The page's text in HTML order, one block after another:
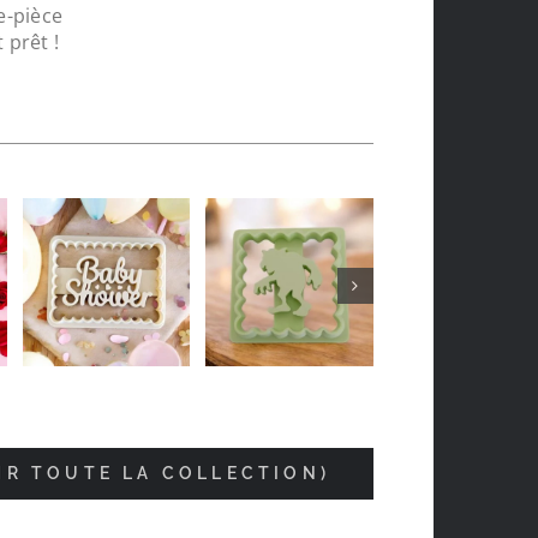
pièce
prêt !
TOUTE LA COLLECTION)